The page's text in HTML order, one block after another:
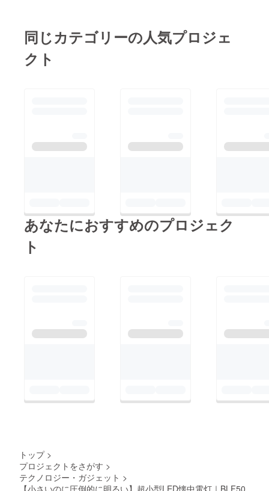
同じカテゴリーの人気プロジェ
クト
あなたにおすすめのプロジェク
ト
トップ >
プロジェクトをさがす >
テクノロジー・ガジェット >